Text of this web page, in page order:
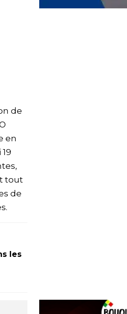
de
en
tout
de
les